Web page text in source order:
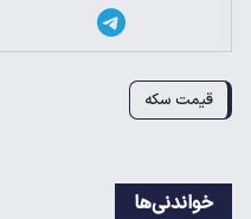
قیمت سکه
خواندنی‌ها